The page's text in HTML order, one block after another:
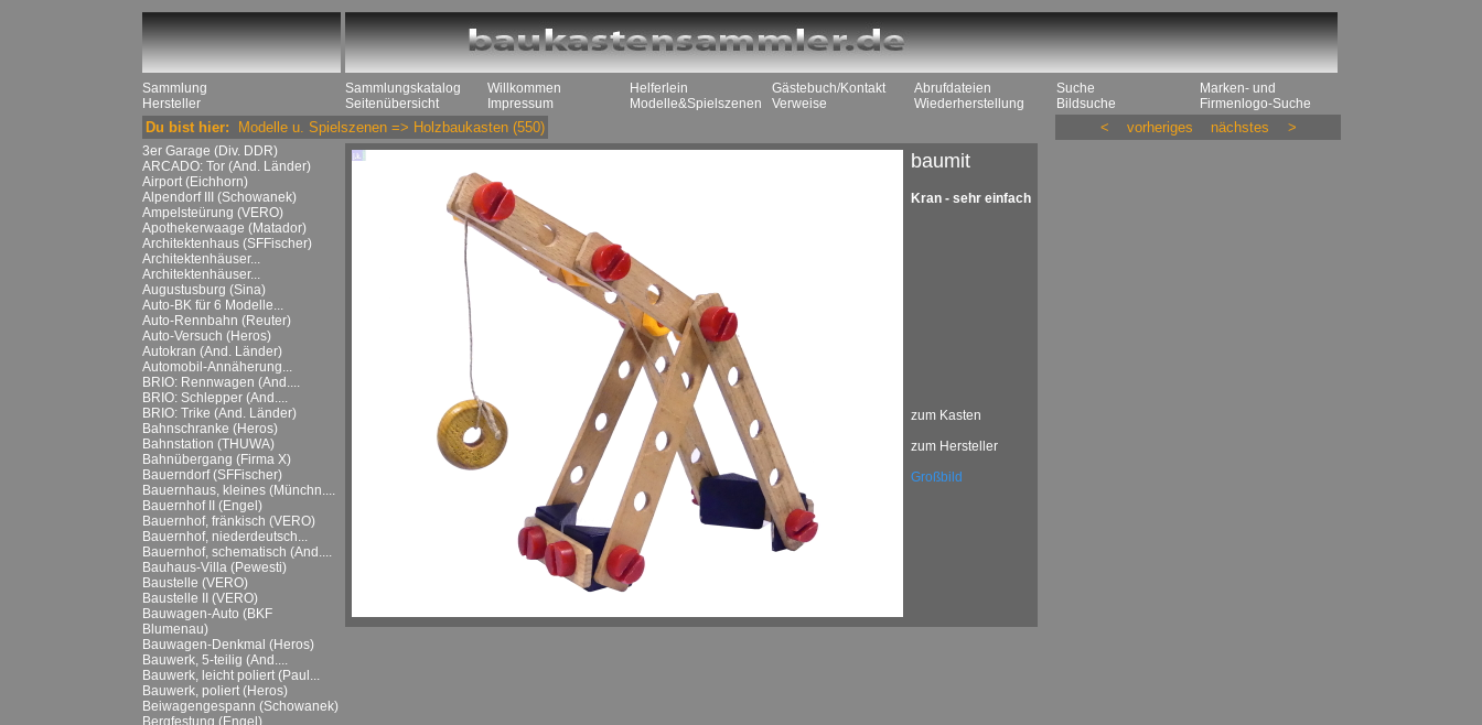
Sammlung
Hersteller
Sammlungskatalog
Seitenübersicht
Willkommen
Impressum
Helferlein
Modelle&Spielszenen
Gästebuch/Kontakt
Verweise
Abrufdateien
Wiederherstellung
Suche
Bildsuche
Marken- und
Firmenlogo-Suche
Du bist hier: Modelle u. Spielszenen => Holzbaukasten (550) < vorheriges nächstes >
3er Garage (Div. DDR)
ARCADO: Tor (And. Länder)
Airport (Eichhorn)
Alpendorf III (Schowanek)
Ampelsteürung (VERO)
Apothekerwaage (Matador)
Architektenhaus (SFFischer)
Architektenhäuser...
Architektenhäuser...
Augustusburg (Sina)
Auto-BK für 6 Modelle...
Auto-Rennbahn (Reuter)
Auto-Versuch (Heros)
Autokran (And. Länder)
Automobil-Annäherung...
BRIO: Rennwagen (And....
BRIO: Schlepper (And....
BRIO: Trike (And. Länder)
Bahnschranke (Heros)
Bahnstation (THUWA)
Bahnübergang (Firma X)
Bauerndorf (SFFischer)
Bauernhaus, kleines (Münchn....
Bauernhof II (Engel)
Bauernhof, fränkisch (VERO)
Bauernhof, niederdeutsch...
Bauernhof, schematisch (And....
Bauhaus-Villa (Pewesti)
Baustelle (VERO)
Baustelle II (VERO)
Bauwagen-Auto (BKF
Blumenau)
Bauwagen-Denkmal (Heros)
Bauwerk, 5-teilig (And....
Bauwerk, leicht poliert (Paul...
Bauwerk, poliert (Heros)
Beiwagengespann (Schowanek)
Bergfestung (Engel)
baumit
Kran - sehr einfach
zum Kasten
zum Hersteller
Großbild